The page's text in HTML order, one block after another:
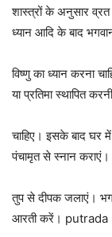
शास्त्रों के अनुसार व्रत
ध्यान आदि के बाद
विष्णु का ध्यान करना
या प्रतिमा स्थापित करनी
चाहिए। इसके बाद घर
पंचामृत से स्नान कराएं।
तुप से दीपक जलाएं।
आरती करें। putrada